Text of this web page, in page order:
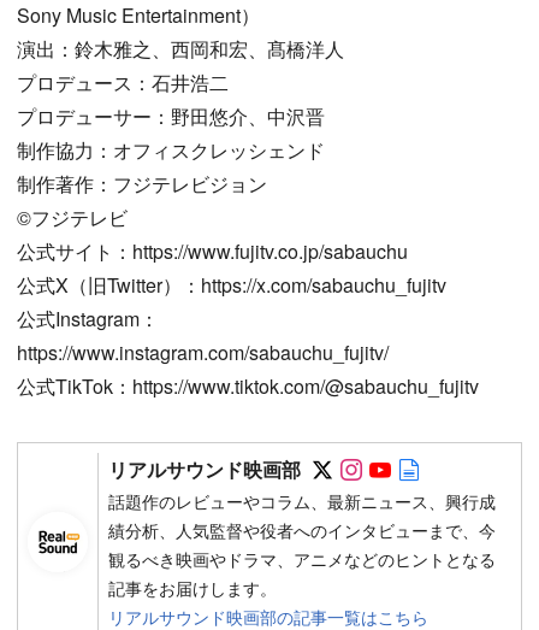
Sony Music Entertainment）
演出：鈴木雅之、西岡和宏、髙橋洋人
プロデュース：石井浩二
プロデューサー：野田悠介、中沢晋
制作協力：オフィスクレッシェンド
制作著作：フジテレビジョン
©︎フジテレビ
公式サイト：https://www.fujitv.co.jp/sabauchu
公式X（旧Twitter）：https://x.com/sabauchu_fujitv
公式Instagram：
https://www.instagram.com/sabauchu_fujitv/
公式TikTok：https://www.tiktok.com/@sabauchu_fujitv
リアルサウンド映画部 Follow on SNS
Follow on SNS
Follow on
話題作のレビューやコラム、最新ニュース、興行成
績分析、人気監督や役者へのインタビューまで、今
観るべき映画やドラマ、アニメなどのヒントとなる
記事をお届けします。
リアルサウンド映画部の記事一覧はこちら